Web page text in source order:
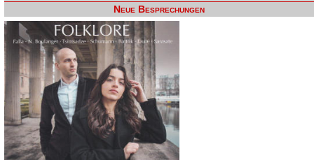
Neue Besprechungen